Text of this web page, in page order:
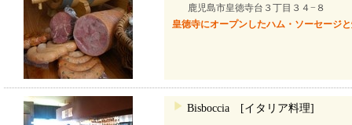
鹿児島市皇徳寺台３丁目３４−８
皇徳寺にオープンしたハム・ソーセージ
Bisboccia [イタリア料理]